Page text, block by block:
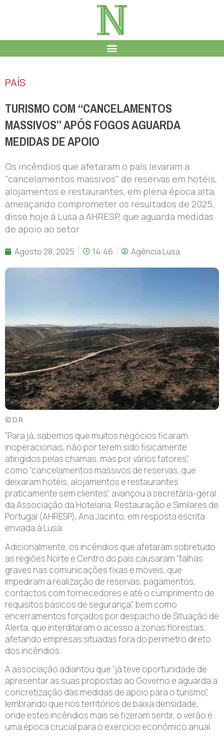
PAÍS
TURISMO COM “CANCELAMENTOS
MASSIVOS” APÓS FOGOS AGUARDA
MEDIDAS DE APOIO
Os incêndios que afetaram o país levaram a
"cancelamentos massivos" de reservas em hotéis,
alojamentos e restaurantes, em plena época alta,
ameaçando comprometer os resultados de 2025,
disse hoje à Lusa a AHRESP, que aguarda medidas
de apoio ao setor
Agosto 28, 2025 14:46 Agência Lusa
© D.R.
“Para já, sabemos que muitos negócios ficaram
inoperacionais, não por terem sido fisicamente
atingidos pelas chamas, mas por vários fatores”,
como “cancelamentos massivos de reservas, que
deixaram hotéis, alojamentos e restaurantes
praticamente sem clientes”, avançou a secretária-geral
da Associação da Hotelaria, Restauração e Similares de
Portugal (AHRESP), Ana Jacinto, em resposta escrita
enviada à Lusa.
Adicionalmente, os incêndios que afetaram sobretudo
as regiões Norte e Centro do país causaram “falhas
graves nas comunicações fixas e móveis, que
impediram a realização de reservas, pagamentos,
contactos com fornecedores e até o cumprimento de
requisitos básicos de segurança”, bem como
encerramentos forçados por despacho de Situação de
Alerta, que interditaram o acesso a zonas florestais,
afetando empresas situadas fora do perímetro direto
dos incêndios.
A associação adiantou que “já teve oportunidade de
apresentar as suas propostas ao Governo e aguarda a
concretização das medidas de apoio para o turismo”,
lembrando que nos territórios de baixa densidade,
onde estes incêndios mais se fizeram sentir, o verão é
uma época crucial para o exercício económico anual.